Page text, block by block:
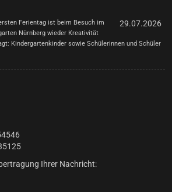
29.07.2026
Ferientag ist beim Besuch im
Nürnberg wieder Kreativität
Kindergartenkinder sowie Schülerinnen und Schüler
Ihrer Nachricht: